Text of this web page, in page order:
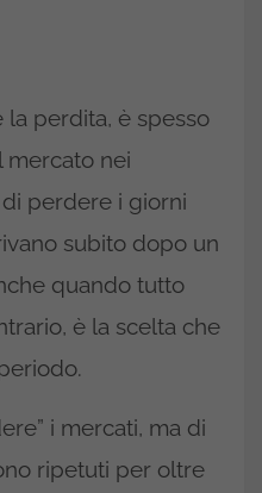
la perdita, è spesso
mercato nei
perdere i giorni
subito dopo un
quando tutto
è la scelta che
i mercati, ma di
ripetuti per oltre